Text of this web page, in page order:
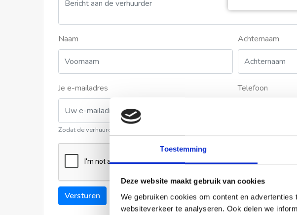
Toestemming
Deze website maakt gebruik van cookies
We gebruiken cookies om content en
websiteverkeer te analyseren. Ook delen we
Naam Achternaam
Je e-mailadres
Zodat de verhuurder contact met u kan opnemen
Telefoon
Versturen